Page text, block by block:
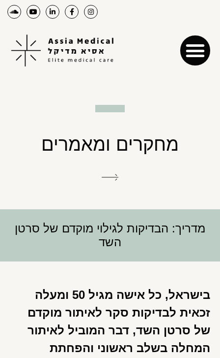
מחקרים ומאמרים
מדריך: הבדיקות לגילוי מוקדם של סרטן
השד
בישראל, כל אישה מגיל 50 ומעלה
זכאית לבדיקות סקר לאיתור מוקדם
של סרטן השד, דבר המוביל לאיתור
המחלה בשלב ראשוני והפחתת